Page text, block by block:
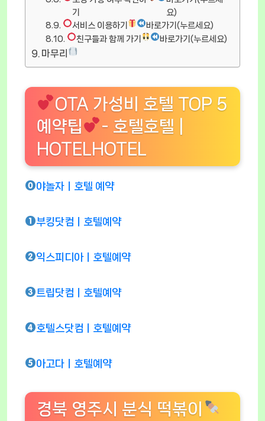
기
요)
서비스 이용하기
바로가기(누르세요)
친구들과 함께 가기
바로가기(누르세요)
마무리
OTA 가성비 호텔 TOP 5
예약팁
- 호텔호텔 |
HOTELHOTEL
야놀자ㅣ호텔 예약
부킹닷컴ㅣ호텔예약
익스피디아ㅣ호텔예약
트립닷컴ㅣ호텔예약
호텔스닷컴ㅣ호텔예약
아고다ㅣ호텔예약
경북 영주시 분식 떡볶이